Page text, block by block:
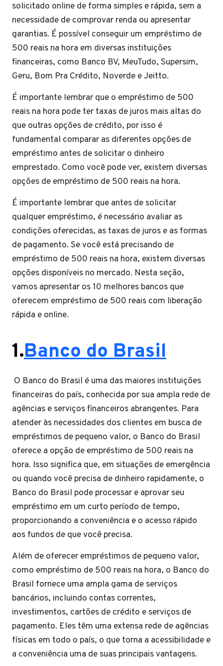
solicitado online de forma simples e rápida, sem a
necessidade de comprovar renda ou apresentar
garantias. É possível conseguir um empréstimo de
500 reais na hora em diversas instituições
financeiras, como Banco BV, MeuTudo, Supersim,
Geru, Bom Pra Crédito, Noverde e Jeitto.
É importante lembrar que o empréstimo de 500
reais na hora pode ter taxas de juros mais altas do
que outras opções de crédito, por isso é
fundamental comparar as diferentes opções de
empréstimo antes de solicitar o dinheiro
emprestado. Como você pode ver, existem diversas
opções de empréstimo de 500 reais na hora.
É importante lembrar que antes de solicitar
qualquer empréstimo, é necessário avaliar as
condições oferecidas, as taxas de juros e as formas
de pagamento. Se você está precisando de
empréstimo de 500 reais na hora, existem diversas
opções disponíveis no mercado. Nesta seção,
vamos apresentar os 10 melhores bancos que
oferecem empréstimo de 500 reais com liberação
rápida e online.
1.Banco do Brasil
O Banco do Brasil é uma das maiores instituições
financeiras do país, conhecida por sua ampla rede de
agências e serviços financeiros abrangentes. Para
atender às necessidades dos clientes em busca de
empréstimos de pequeno valor, o Banco do Brasil
oferece a opção de empréstimo de 500 reais na
hora. Isso significa que, em situações de emergência
ou quando você precisa de dinheiro rapidamente, o
Banco do Brasil pode processar e aprovar seu
empréstimo em um curto período de tempo,
proporcionando a conveniência e o acesso rápido
aos fundos de que você precisa.
Além de oferecer empréstimos de pequeno valor,
como empréstimo de 500 reais na hora, o Banco do
Brasil fornece uma ampla gama de serviços
bancários, incluindo contas correntes,
investimentos, cartões de crédito e serviços de
pagamento. Eles têm uma extensa rede de agências
físicas em todo o país, o que torna a acessibilidade e
a conveniência uma de suas principais vantagens.